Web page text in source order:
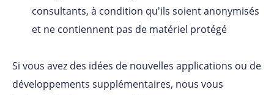
consultants, à condition qu'ils soient anonymisés
et ne contiennent pas de matériel protégé
Si vous avez des idées de nouvelles applications ou de
développements supplémentaires, nous vous